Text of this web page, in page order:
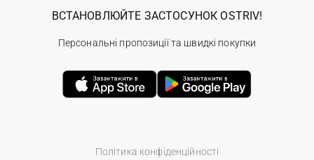
Політика конфіденційності
ВСТАНОВЛЮЙТЕ ЗАСТОСУНОК OSTRIV!
Персональні пропозиції та швидкі покупки